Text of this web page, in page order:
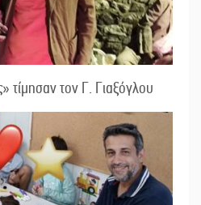
τίμησαν τον Γ. Γιαξόγλου